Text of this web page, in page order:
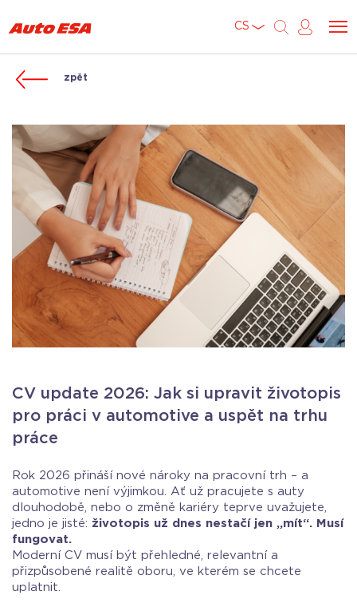
CS
zpět
CV update 2026: Jak si upravit životopis
pro práci v automotive a uspět na trhu
práce
Rok 2026 přináší nové nároky na pracovní trh – a
automotive není výjimkou. Ať už pracujete s auty
dlouhodobě, nebo o změně kariéry teprve uvažujete,
jedno je jisté: životopis už dnes nestačí jen „mít“. Musí
fungovat.
Moderní CV musí být přehledné, relevantní a
přizpůsobené realitě oboru, ve kterém se chcete
uplatnit.